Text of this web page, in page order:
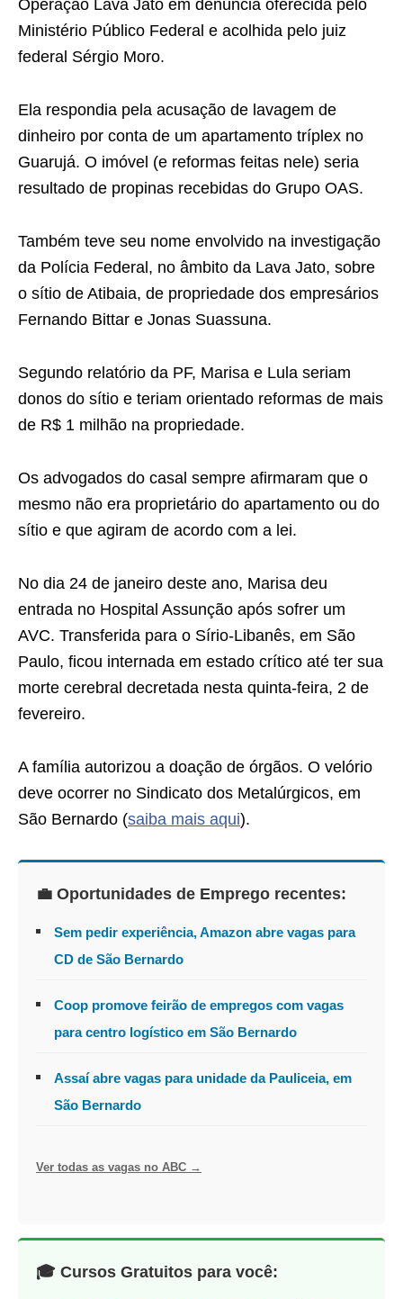
Operação Lava Jato em denúncia oferecida pelo
Ministério Público Federal e acolhida pelo juiz
federal Sérgio Moro.
Ela respondia pela acusação de lavagem de
dinheiro por conta de um apartamento tríplex no
Guarujá. O imóvel (e reformas feitas nele) seria
resultado de propinas recebidas do Grupo OAS.
Também teve seu nome envolvido na investigação
da Polícia Federal, no âmbito da Lava Jato, sobre
o sítio de Atibaia, de propriedade dos empresários
Fernando Bittar e Jonas Suassuna.
Segundo relatório da PF, Marisa e Lula seriam
donos do sítio e teriam orientado reformas de mais
de R$ 1 milhão na propriedade.
Os advogados do casal sempre afirmaram que o
mesmo não era proprietário do apartamento ou do
sítio e que agiram de acordo com a lei.
No dia 24 de janeiro deste ano, Marisa deu
entrada no Hospital Assunção após sofrer um
AVC. Transferida para o Sírio-Libanês, em São
Paulo, ficou internada em estado crítico até ter sua
morte cerebral decretada nesta quinta-feira, 2 de
fevereiro.
A família autorizou a doação de órgãos. O velório
deve ocorrer no Sindicato dos Metalúrgicos, em
São Bernardo (saiba mais aqui).
💼 Oportunidades de Emprego recentes:
Sem pedir experiência, Amazon abre vagas para
CD de São Bernardo
Coop promove feirão de empregos com vagas
para centro logístico em São Bernardo
Assaí abre vagas para unidade da Pauliceia, em
São Bernardo
Ver todas as vagas no ABC →
🎓 Cursos Gratuitos para você: